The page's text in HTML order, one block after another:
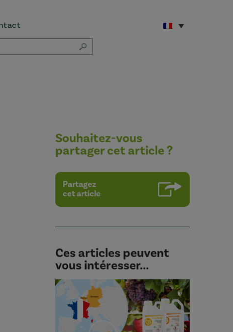
Souhaitez-vous
partager cet article ?
Partagez
cet article
Ces articles peuvent
vous intéresser...